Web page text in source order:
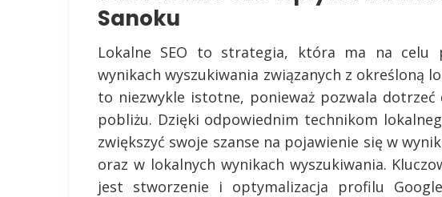
Sanoku
Lokalne SEO to strategia, która ma na celu
wynikach wyszukiwania związanych z określoną
to niezwykle istotne, ponieważ pozwala
pobliżu. Dzięki odpowiednim technikom
zwiększyć swoje szanse na pojawienie się w
oraz w lokalnych wynikach wyszukiwania.
jest stworzenie i optymalizacja profilu